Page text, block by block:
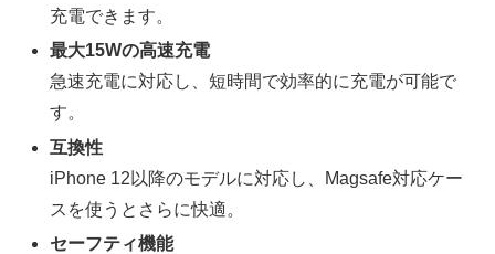
充電できます。
最大15Wの高速充電
急速充電に対応し、短時間で効率的に充電が可能で
す。
互換性
iPhone 12以降のモデルに対応し、Magsafe対応ケー
スを使うとさらに快適。
セーフティ機能